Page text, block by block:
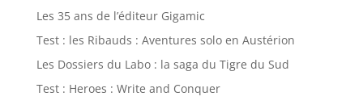
Les 35 ans de l’éditeur Gigamic
Test : les Ribauds : Aventures solo en Austérion
Les Dossiers du Labo : la saga du Tigre du Sud
Test : Heroes : Write and Conquer